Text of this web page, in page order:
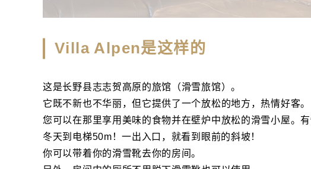
Villa Alpen是这样的
这是长野县志志贺高原的旅馆（滑雪旅馆）。
它既不新也不华丽，但它提供了一个放松的地方，热情好客。
您可以在那里享用美味的食物并在壁炉中放松的滑雪小屋。有
冬天到电梯50m！一出入口，就看到眼前的斜坡！
你可以带着你的滑雪靴去你的房间。